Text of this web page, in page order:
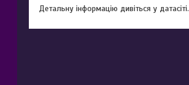
Детальну інформацію дивіться у датасіті.